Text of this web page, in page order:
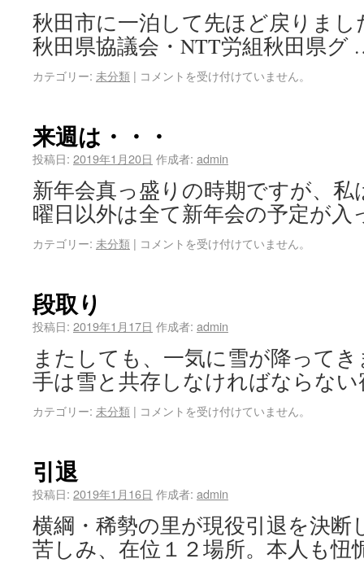
秋田市に一泊して先ほど戻りまし
秋田県協議会・NTT労組秋田県
カテゴリー: 未分類 | コメントを受け付けていません。
来週は・・・
投稿日: 2019年1月20日 作成者: admin
新年会真っ盛りの時期ですが、
曜日以外は全て新年会の予定が
カテゴリー: 未分類 | コメントを受け付けていません。
段取り
投稿日: 2019年1月17日 作成者: admin
またしても、一気に雪が降って
手は雪と共存しなければならな
カテゴリー: 未分類 | コメントを受け付けていません。
引退
投稿日: 2019年1月16日 作成者: admin
横綱・稀勢の里が現役引退を決断
苦しみ、在位１２場所。本人も